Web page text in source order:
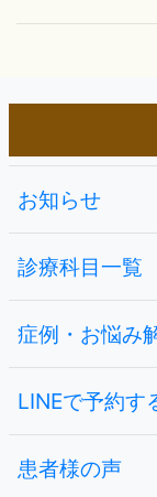
お知らせ
診療科目一覧
症例・お悩み
LINEで予約す
患者様の声